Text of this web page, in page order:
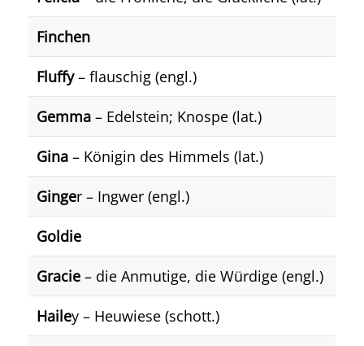
Finchen
Fluffy– flauschig (engl.)
Gemma – Edelstein; Knospe (lat.)
Gina – Königin des Himmels (lat.)
Ginger – Ingwer (engl.)
Goldie
Gracie – die Anmutige, die Würdige (engl.)
Hailey – Heuwiese (schott.)